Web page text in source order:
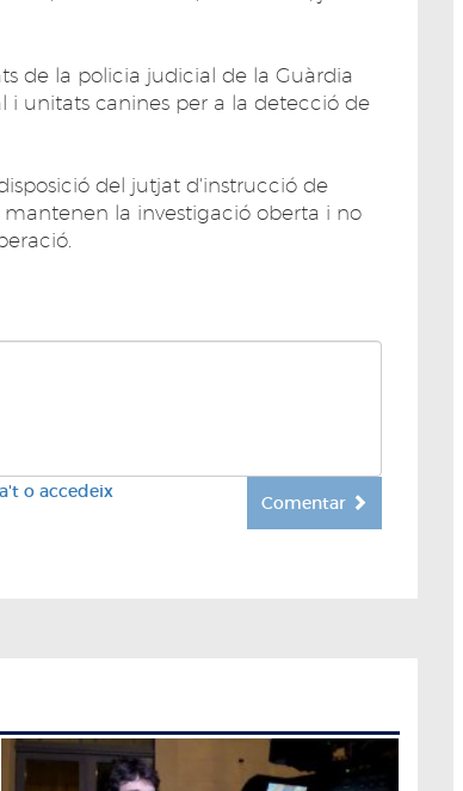
de la policia judicial de la Guàrdia
i unitats canines per a la detecció de
del jutjat d'instrucció de
la investigació oberta i no
o accedeix
Comentar